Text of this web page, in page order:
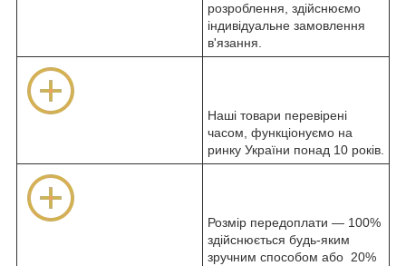
розроблення, здійснюємо
індивідуальне замовлення
в'язання.
Наші товари перевірені
часом, функціонуємо на
ринку України понад 10 років.
Розмір передоплати — 100%
здійснюється будь-яким
зручним способом або 20%